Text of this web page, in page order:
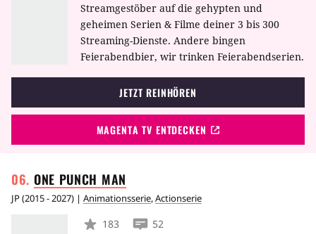
Streamgestöber auf die gehypten und
geheimen Serien & Filme deiner 3 bis 300
Streaming-Dienste. Andere bingen
Feierabendbier, wir trinken Feierabendserien.
JETZT REINHÖREN
MAGENTA TV ENTDECKEN
ONE PUNCH MAN
JP(2015 - 2027) | Animationsserie,Actionserie
183 52